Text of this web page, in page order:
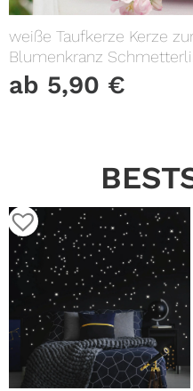
weiße Taufkerze Kerze
Blumenkranz
Wunschname & Datum
ab 5,90 €